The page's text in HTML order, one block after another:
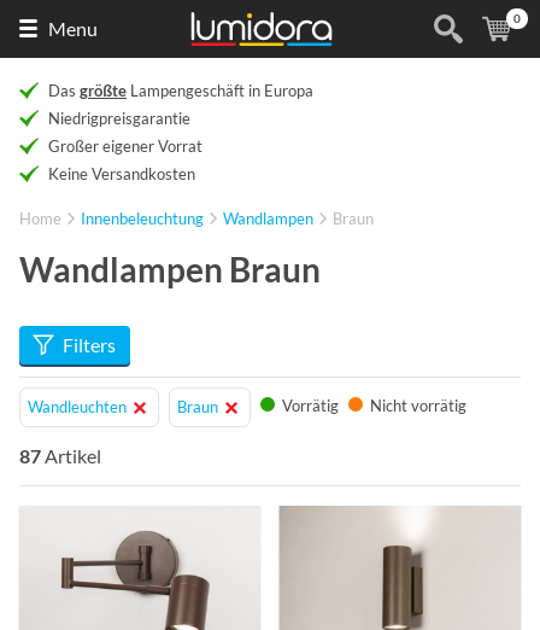
Menu (
0
Das größte Lampengeschäft in Europa
Niedrigpreisgarantie
Großer eigener Vorrat
Keine Versandkosten
Home Innenbeleuchtung Wandlampen Braun
Wandlampen Braun
Filters
Wandleuchten Braun Vorrätig Nicht vorrätig
87Artikel
Info Info